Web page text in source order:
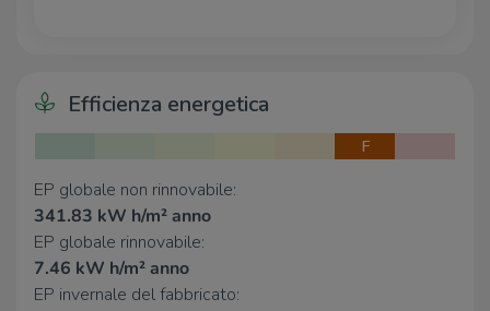
Liceo di Cossato
Farmacia
Farmacia Boglio Dott. Angelo
Farmacia San Raffaele
Farmacia Viana
Farmacia Dottor Friolotto
Farmacia
Efficienza energetica
F
EP globale non rinnovabile:
341.83 kW h/m² anno
EP globale rinnovabile:
7.46 kW h/m² anno
EP invernale del fabbricato: